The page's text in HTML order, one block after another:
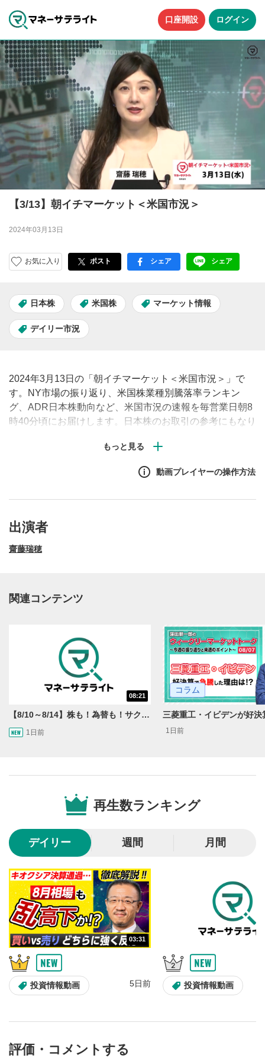
口座開設 ログイン
【3/13】朝イチマーケット＜米国市況＞
2024年03月13日
お気に入り ポスト facebook
シェア LINE
シェア
日本株 米国株 マーケット情報
デイリー市況
2024年3月13日の「朝イチマーケット＜米国市況＞」で
す。NY市場の振り返り、米国株業種別騰落率ランキン
グ、ADR日本株動向など、米国市況の速報を毎営業日朝8
時40分頃にお届けします。日本株のお取引の参考にもなり
動画プレイヤーの操作方法
動画再生エリア
動画再生エリアをクリックすると、動画を再生または
一時停止します。
2
再生/一時停止
動画を再生または一時停止します。
10秒戻し/10秒送り
10秒、動画を巻き戻し/早送りします。
シークバー
再生位置を示しています。再生したい位置をクリック
するとその位置から動画が再生されます。
6
画質/再生速度の設定
画質の選択/再生速度の変更ができます。
7
音量調整
スライダーを上下すると音量が調整できます。
8
全画面表示
出演者
齋藤瑞穂
関連コンテンツ
08:21
【8/10～8/14】株も！為替も！サクッと！来週のマーケット見通し＜Next View＞
1日前
コラム
1日前
再生数ランキング
デイリー 週間 月間
03:31
投資情報動画 5日前 投資情報動画
評価・コメントする